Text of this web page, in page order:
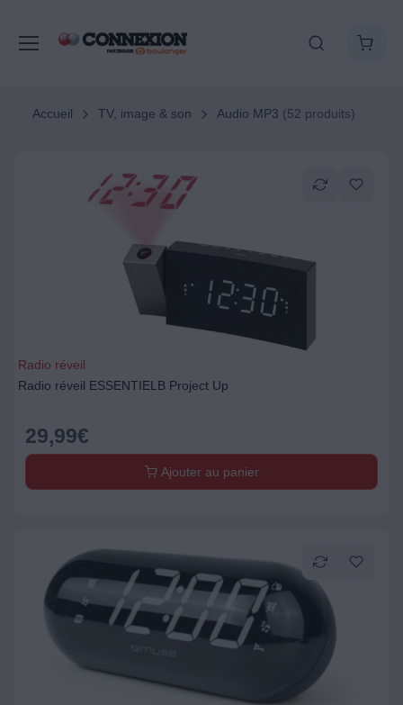
Accueil TV, image & son Audio MP3 (52 produits)
Radio réveil
Radio réveil ESSENTIELB Project Up
29,99€
Ajouter au panier